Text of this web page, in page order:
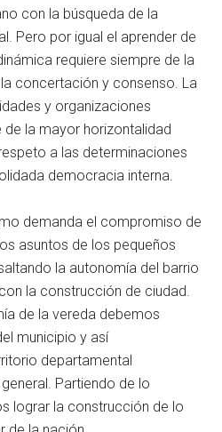
con la búsqueda de la
Pero por igual el aprender de
requiere siempre de la
concertación y consenso. La
y organizaciones
de la mayor horizontalidad
a las determinaciones
democracia interna.
demanda el compromiso de
asuntos de los pequeños
la autonomía del barrio
la construcción de ciudad.
de la vereda debemos
municipio y así
departamental
Partiendo de lo
lograr la construcción de lo